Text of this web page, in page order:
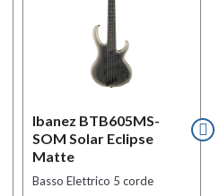
Ibanez BTB605MS-
SOM Solar Eclipse
Matte
Basso Elettrico 5 corde